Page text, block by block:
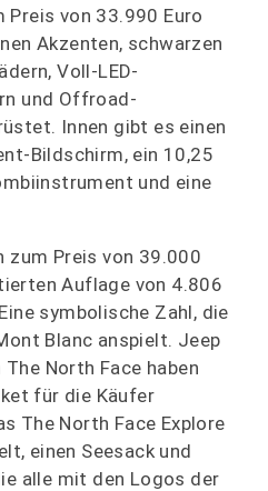
Preis von 33.990 Euro
Akzenten, schwarzen
Voll-LED-
und Offroad-
Innen gibt es einen
Bildschirm, ein 10,25
und eine
zum Preis von 39.000
Auflage von 4.806
symbolische Zahl, die
Blanc anspielt. Jeep
North Face haben
für die Käufer
The North Face Explore
einen Seesack und
alle mit den Logos der